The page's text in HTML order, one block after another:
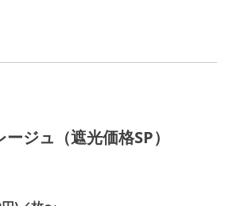
ジュ（遮光価格SP）